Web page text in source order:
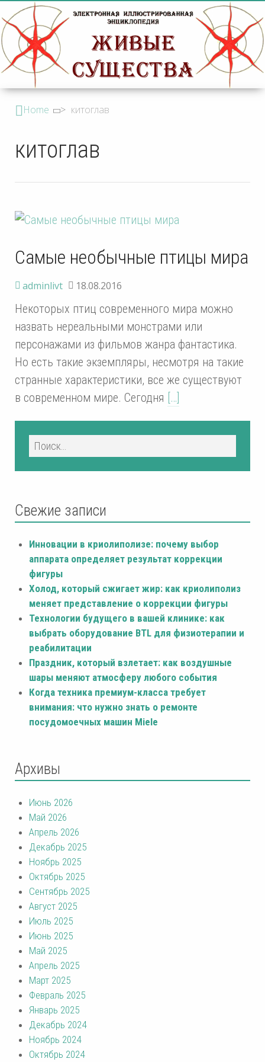
Home > китоглав
китоглав
Самые необычные птицы мира
adminlivt 18.08.2016
Некоторых птиц современного мира можно
назвать нереальными монстрами или
персонажами из фильмов жанра фантастика.
Но есть такие экземпляры, несмотря на такие
странные характеристики, все же существуют
в современном мире. Сегодня […]
Свежие записи
Инновации в криолиполизе: почему выбор
аппарата определяет результат коррекции
фигуры
Холод, который сжигает жир: как криолиполиз
меняет представление о коррекции фигуры
Технологии будущего в вашей клинике: как
выбрать оборудование BTL для физиотерапии и
реабилитации
Праздник, который взлетает: как воздушные
шары меняют атмосферу любого события
Когда техника премиум-класса требует
внимания: что нужно знать о ремонте
посудомоечных машин Miele
Архивы
Июнь 2026
Май 2026
Апрель 2026
Декабрь 2025
Ноябрь 2025
Октябрь 2025
Сентябрь 2025
Август 2025
Июль 2025
Июнь 2025
Май 2025
Апрель 2025
Март 2025
Февраль 2025
Январь 2025
Декабрь 2024
Ноябрь 2024
Октябрь 2024